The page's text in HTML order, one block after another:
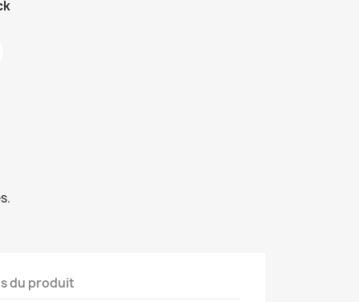
du produit